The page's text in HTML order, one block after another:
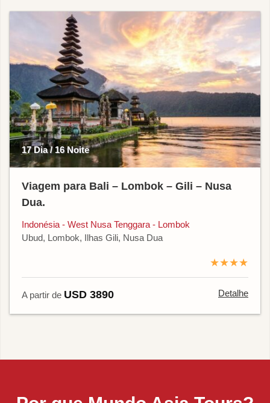
17 Dia / 16 Noite
Viagem para Bali – Lombok – Gili – Nusa
Dua.
Indonésia - West Nusa Tenggara - Lombok
Ubud, Lombok, Ilhas Gili, Nusa Dua
★★★★
A partir de USD 3890 Detalhe